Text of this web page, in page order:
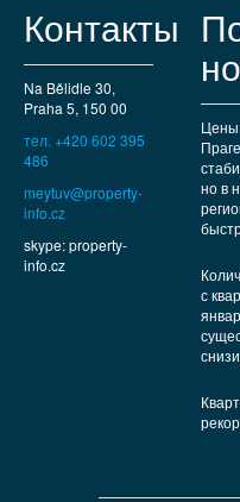
Контакты
Na Bělidle 30,
Praha 5, 150 00
тел. +420 602 395
486
meytuv@property-
info.cz
skype: property-
info.cz
Цены
но в
с